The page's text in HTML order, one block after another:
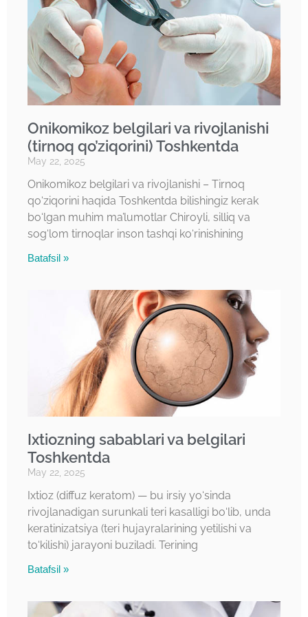
Onikomikoz belgilari va rivojlanishi
(tirnoq qo’ziqorini) Toshkentda
May 22, 2025
Onikomikoz belgilari va rivojlanishi – Tirnoq
qo‘ziqorini haqida Toshkentda bilishingiz kerak
bo‘lgan muhim ma’lumotlar Chiroyli, silliq va
sog‘lom tirnoqlar inson tashqi ko‘rinishining
Batafsil »
Ixtiozning sabablari va belgilari
Toshkentda
May 22, 2025
Ixtioz (diffuz keratom) — bu irsiy yo‘sinda
rivojlanadigan surunkali teri kasalligi bo‘lib, unda
keratinizatsiya (teri hujayralarining yetilishi va
to‘kilishi) jarayoni buziladi. Terining
Batafsil »